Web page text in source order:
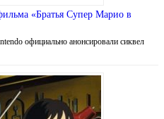
«Братья Супер Марио в
официально анонсировали сиквел